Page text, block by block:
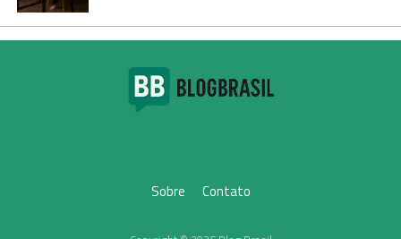
Sobre Contato